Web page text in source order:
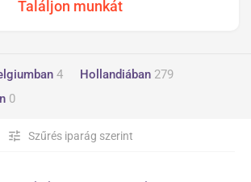
4 Hollandiában 279
0
Szűrés iparág szerint
tune